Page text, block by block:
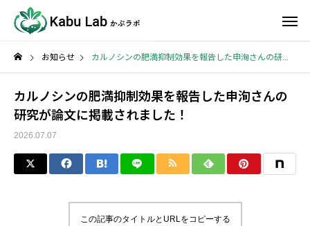
お知らせ カルノシンの肥満抑制効果を報告した申洵さんの研究が論文に掲載されました！
カルノシンの肥満抑制効果を報告した申洵さんの
研究が論文に掲載されました！
2026.07.07
この記事のタイトルとURLをコピーする